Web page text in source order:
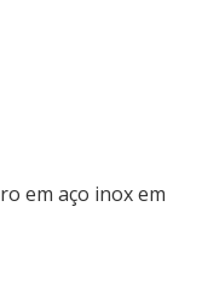
em aço inox em